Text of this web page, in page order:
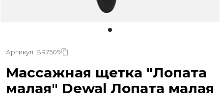
Артикул: BR7509
Массажная щетка "Лопата
малая" Dewal Лопата малая